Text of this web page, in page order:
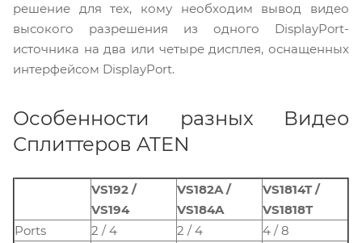
решение для тех, кому необходим вывод видео
высокого разрешения из одного DisplayPort-
источника на два или четыре дисплея, оснащенных
интерфейсом DisplayPort.
Особенности разных Видео
Сплиттеров ATEN
VS192 /
VS194
VS182A /
VS184A
VS1814T /
VS1818T
Ports
2 / 4 2 / 4
4 / 8